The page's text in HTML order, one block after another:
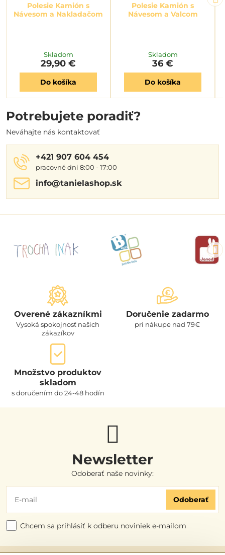
Polesie Kamión s
Návesom a Nakladačom
Skladom
29,90 €
Do košíka
Polesie Kamión s
Návesom a Valcom
Skladom
36 €
Do košíka
Potrebujete poradiť?
Neváhajte nás kontaktovať
+421 907 604 454
pracovné dni 8:00 - 17:00
info​@tanielashop​.sk
Overené zákazníkmi
Vysoká spokojnosť našich
zákazíkov
Doručenie zadarmo
pri nákupe nad 79€
Množstvo produktov
skladom
s doručením do 24-48 hodín
Newsletter
Odoberať naše novinky:
Odoberať
Chcem sa prihlásiť k odberu noviniek e-mailom